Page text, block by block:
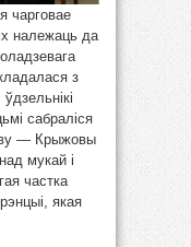
чарговае
належаць да
з
сабраліся
— Крыжовы
мукай і
частка
якая